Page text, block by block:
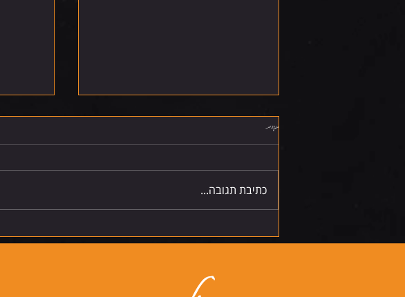
תגובות
כתיבת תגובה...